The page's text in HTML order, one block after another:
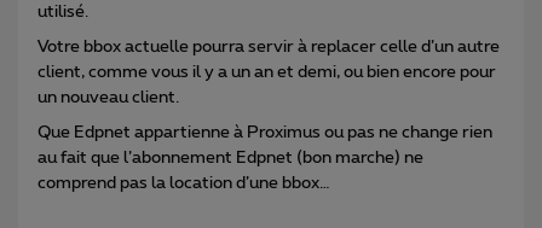
utilisé.
Votre bbox actuelle pourra servir à replacer celle d’un autre
client, comme vous il y a un an et demi, ou bien encore pour
un nouveau client.
Que Edpnet appartienne à Proximus ou pas ne change rien
au fait que l’abonnement Edpnet (bon marche) ne
comprend pas la location d’une bbox…